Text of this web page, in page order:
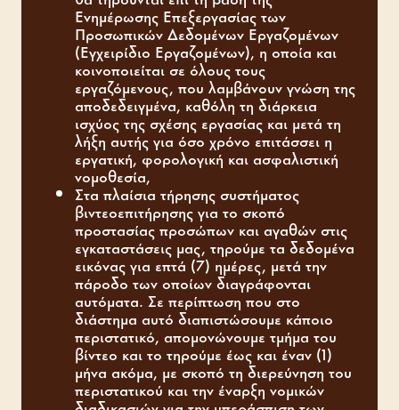
Ενημέρωσης Επεξεργασίας των
Προσωπικών Δεδομένων Εργαζομένων
(Εγχειρίδιο Εργαζομένων), η οποία και
κοινοποιείται σε όλους τους
εργαζόμενους, που λαμβάνουν γνώση της
αποδεδειγμένα, καθόλη τη διάρκεια
ισχύος της σχέσης εργασίας και μετά τη
λήξη αυτής για όσο χρόνο επιτάσσει η
εργατική, φορολογική και ασφαλιστική
νομοθεσία,
Στα πλαίσια τήρησης συστήματος
βιντεοεπιτήρησης για το σκοπό
προστασίας προσώπων και αγαθών στις
εγκαταστάσεις μας, τηρούμε τα δεδομένα
εικόνας για επτά (7) ημέρες, μετά την
πάροδο των οποίων διαγράφονται
αυτόματα. Σε περίπτωση που στο
διάστημα αυτό διαπιστώσουμε κάποιο
περιστατικό, απομονώνουμε τμήμα του
βίντεο και το τηρούμε έως και έναν (1)
μήνα ακόμα, με σκοπό τη διερεύνηση του
περιστατικού και την έναρξη νομικών